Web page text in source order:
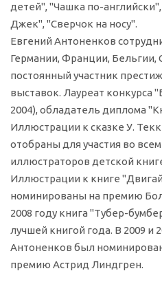
детей", "Чашка по-
Джек", "Сверчок на носу".
Евгений Антоненков
Германии, Франции, Бельгии,
постоянный участник
выставок. Лауреат конкурса
2004), обладатель диплома
Иллюстрации к сказке У.
отобраны для участия во
иллюстраторов детской
Иллюстрации к книге
номинированы на премию
2008 году книга "Тубер-
лучшей книгой года. В 2009 и
Антоненков был
премию Астрид Линдгрен.